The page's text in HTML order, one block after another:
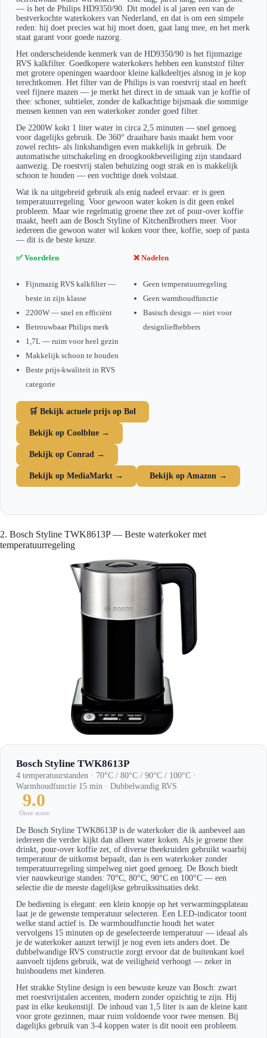
— is het de Philips HD9350/90. Dit model is al jaren een van de
bestverkochte waterkokers van Nederland, en dat is om een simpele
reden: hij doet precies wat hij moet doen, gaat lang mee, en het merk
staat garant voor goede nazorg.
Het onderscheidende kenmerk van de HD9350/90 is het fijnmazige
RVS kalkfilter. Goedkopere waterkokers hebben een kunststof filter
met grotere openingen waardoor kleine kalkdeeltjes alsnog in je kop
terechtkomen. Het filter van de Philips is van roestvrij staal en heeft
veel fijnere mazen — je merkt het direct in de smaak van je koffie of
thee: schoner, subtieler, zonder de kalkachtige bijsmaak die sommige
mensen kennen van een waterkoker zonder goed filter.
De 2200W kokt 1 liter water in circa 2,5 minuten — snel genoeg
voor dagelijks gebruik. De 360° draaibare basis maakt hem voor
zowel rechts- als linkshandigen even makkelijk in gebruik. De
automatische uitschakeling en droogkookbeveiliging zijn standaard
aanwezig. De roestvrij stalen behuizing oogt strak en is makkelijk
schoon te houden — een vochtige doek volstaat.
Wat ik na uitgebreid gebruik als enig nadeel ervaar: er is geen
temperatuurregeling. Voor gewoon water koken is dit geen enkel
probleem. Maar wie regelmatig groene thee zet of pour-over koffie
maakt, heeft aan de Bosch Styline of KitchenBrothers meer. Voor
iedereen die gewoon water wil koken voor thee, koffie, soep of pasta
— dit is de beste keuze.
✅ Voordelen
Fijnmazig RVS kalkfilter —
beste in zijn klasse
2200W — snel en efficiënt
Betrouwbaar Philips merk
1,7L — ruim voor heel gezin
Makkelijk schoon te houden
Beste prijs-kwaliteit in RVS
categorie
❌ Nadelen
Geen temperatuurregeling
Geen warmhoudfunctie
Basisch design — niet voor
designliefhebbers
🛒 Bekijk actuele prijs op Bol
Bekijk op Coolblue →
Bekijk op Conrad →
Bekijk op MediaMarkt → Bekijk op Amazon →
2. Bosch Styline TWK8613P — Beste waterkoker met
temperatuurregeling
Bosch Styline TWK8613P
4 temperatuurstanden · 70°C / 80°C / 90°C / 100°C ·
Warmhoudfunctie 15 min · Dubbelwandig RVS
9.0
Onze score
De Bosch Styline TWK8613P is de waterkoker die ik aanbeveel aan
iedereen die verder kijkt dan alleen water koken. Als je groene thee
drinkt, pour-over koffie zet, of diverse theekruiden gebruikt waarbij
temperatuur de uitkomst bepaalt, dan is een waterkoker zonder
temperatuurregeling simpelweg niet goed genoeg. De Bosch biedt
vier nauwkeurige standen: 70°C, 80°C, 90°C en 100°C — een
selectie die de meeste dagelijkse gebruikssituaties dekt.
De bediening is elegant: een klein knopje op het verwarmingsplateau
laat je de gewenste temperatuur selecteren. Een LED-indicator toont
welke stand actief is. De warmhoudfunctie houdt het water
vervolgens 15 minuten op de geselecteerde temperatuur — ideaal als
je de waterkoker aanzet terwijl je nog even iets anders doet. De
dubbelwandige RVS constructie zorgt ervoor dat de buitenkant koel
aanvoelt tijdens gebruik, wat de veiligheid verhoogt — zeker in
huishoudens met kinderen.
Het strakke Styline design is een bewuste keuze van Bosch: zwart
met roestvrijstalen accenten, modern zonder opzichtig te zijn. Hij
past in elke keukenstijl. De inhoud van 1,5 liter is aan de kleine kant
voor grote gezinnen, maar ruim voldoende voor twee mensen. Bij
dagelijks gebruik van 3-4 koppen water is dit nooit een probleem.